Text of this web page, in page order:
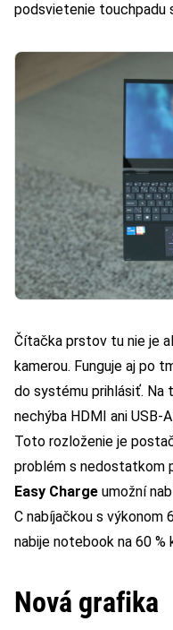
podsvietenie touchpadu
Čítačka prstov tu nie je
kamerou. Funguje aj po
do systému prihlásiť. Na
nechýba HDMI ani USB-
Toto rozloženie je
problém s nedostatkom
Easy Charge umožní
C nabíjačkou s výkonom
nabije notebook na 60
Nová grafika